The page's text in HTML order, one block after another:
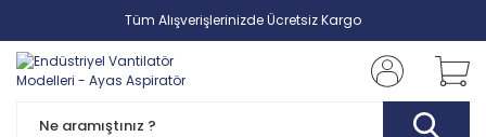
Tüm Alışverişlerinizde Ücretsiz Kargo